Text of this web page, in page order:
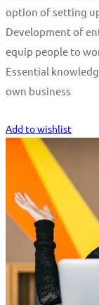
option of setting
Development of
equip people to
Essential
own business
Add to wishlist